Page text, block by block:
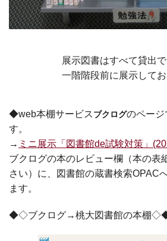
展示図書はすべて貸出で
一階階段前に展示してお
◆web本棚サービスブクログのページ
す。
→ ミニ展示「 図書館de試験対策 」
ブクログの本のレビュー欄（本の表
さい）に、図書館の蔵書検索OPAC
ます。
◆◇ブクログ→桃大図書館の本棚